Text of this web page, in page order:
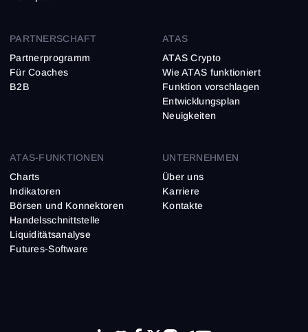
ATAS-FUNKTIONEN
Charts
Indikatoren
Börsen und Konnektoren
Handelsschnittstelle
Liquiditätsanalyse
Futures-Software
PARTNERSCHAFT
Partnerprogramm
Für Coaches
B2B
ATAS
ATAS Crypto
Wie ATAS funktioniert
Funktion vorschlagen
Entwicklungsplan
Neuigkeiten
UNTERNEHMEN
Über uns
Karriere
Kontakte